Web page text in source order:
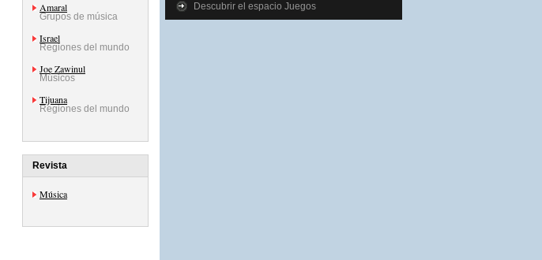
Amaral
Grupos de música
Israel
Regiones del mundo
Joe Zawinul
Músicos
Tijuana
Regiones del mundo
Revista
Música
Descubrir el espacio Juegos